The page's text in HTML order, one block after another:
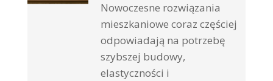
Nowoczesne rozwiązania
mieszkaniowe coraz częściej
odpowiadają na potrzebę
szybszej budowy,
elastyczności i